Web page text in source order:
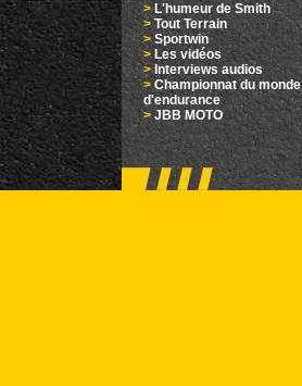
>L'humeur de Smith
> Tout Terrain
> Sportwin
> Les vidéos
> Interviews audios
>Championnat du monde
d'endurance
> JBB MOTO